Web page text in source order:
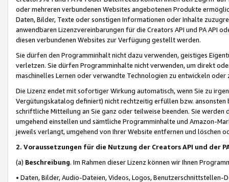
oder mehreren verbundenen Websites angebotenen Produkte
Daten, Bilder, Texte oder sonstigen Informationen oder Inhalte
anwendbaren Lizenzvereinbarungen für die Creators API und PA API
diesen verbundenen Websites zur Verfügung gestellt werden.
Sie dürfen den Programminhalt nicht dazu verwenden, geistiges
verletzen. Sie dürfen Programminhalte nicht verwenden, um direkt
maschinelles Lernen oder verwandte Technologien zu entwickeln
Die Lizenz endet mit sofortiger Wirkung automatisch, wenn Sie zu
Vergütungskatalog definiert) nicht rechtzeitig erfüllen bzw. ansonsten
schriftliche Mitteilung an Sie ganz oder teilweise beenden. Sie werden
umgehend einstellen und sämtliche Programminhalte und Amazon-
jeweils verlangt, umgehend von Ihrer Website entfernen und löschen
2. Voraussetzungen für die Nutzung der Creators API und der
(a) Beschreibung. Im Rahmen dieser Lizenz können wir Ihnen
• Daten, Bilder, Audio-Dateien, Videos, Logos, Benutzerschnittstellen-